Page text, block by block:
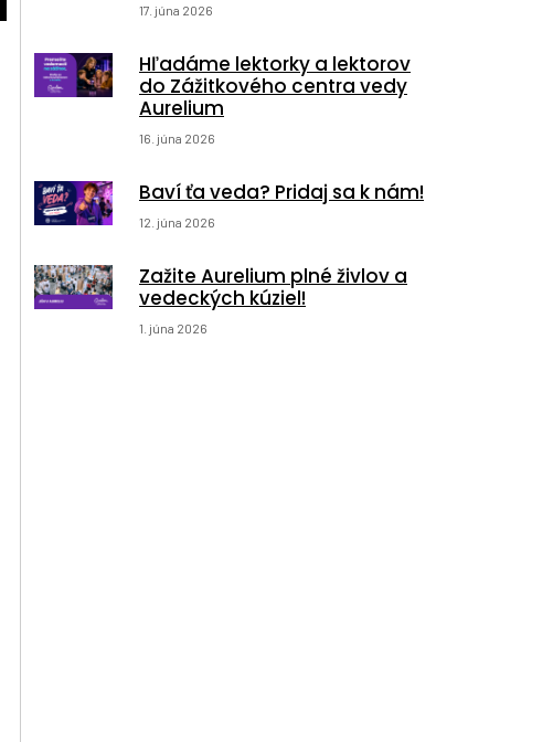
17. júna 2026
Hľadáme lektorky a lektorov
do Zážitkového centra vedy
Aurelium
16. júna 2026
Baví ťa veda? Pridaj sa k nám!
12. júna 2026
Zažite Aurelium plné živlov a
vedeckých kúziel!
1. júna 2026